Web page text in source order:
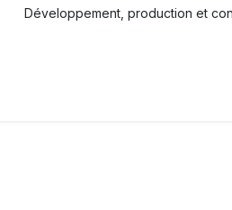
Développement, production et